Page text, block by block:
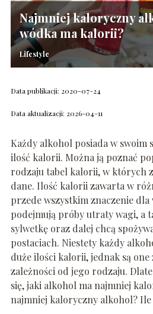
Najmniej kaloryczny
wódka ma kalorii?
Lifestyle
Data publikacji: 2020-07-24
Data aktualizacji: 2026-04-11
Każdy alkohol posiada w swoim
ilość kalorii. Można ją poznać
rodzaju tabel kalorii, w których
dane. Ilość kalorii zawarta w
przede wszystkim znaczenie
podejmują próby utraty wagi, a
sylwetkę oraz dalej chcą
postaciach. Niestety każdy
duże ilości kalorii, jednak są
zależności od jego rodzaju.
się, jaki alkohol ma najmniej
najmniej kaloryczny alkohol?